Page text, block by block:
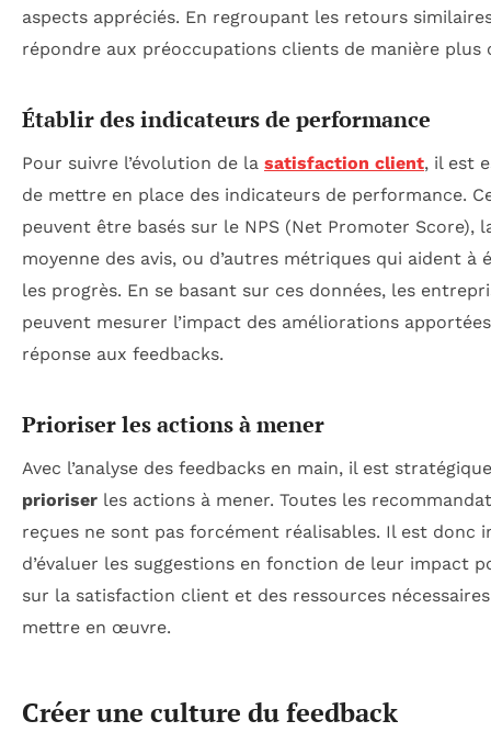
aspects appréciés. En regroupant les retours
répondre aux préoccupations clients de manière plus
Établir des indicateurs de performance
Pour suivre l’évolution de la satisfaction client, il est
de mettre en place des indicateurs de performance.
peuvent être basés sur le NPS (Net Promoter Score),
moyenne des avis, ou d’autres métriques qui aident à
les progrès. En se basant sur ces données, les
peuvent mesurer l’impact des améliorations
réponse aux feedbacks.
Prioriser les actions à mener
Avec l’analyse des feedbacks en main, il est
prioriser les actions à mener. Toutes les
reçues ne sont pas forcément réalisables. Il est donc
d’évaluer les suggestions en fonction de leur impact
sur la satisfaction client et des ressources
mettre en œuvre.
Créer une culture du feedback